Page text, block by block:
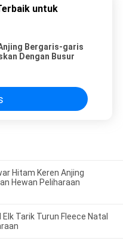
untuk
Bergaris-garis
Dengan Busur
Hitam Keren Anjing
Hewan Peliharaan
Tarik Turun Fleece Natal